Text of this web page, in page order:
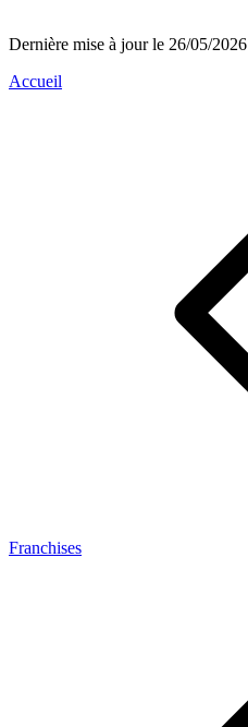
Dernière mise à jour le 26/05/2026
Accueil
Franchises